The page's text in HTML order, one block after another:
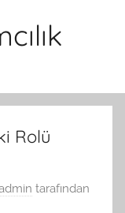
Rolü
tarafından